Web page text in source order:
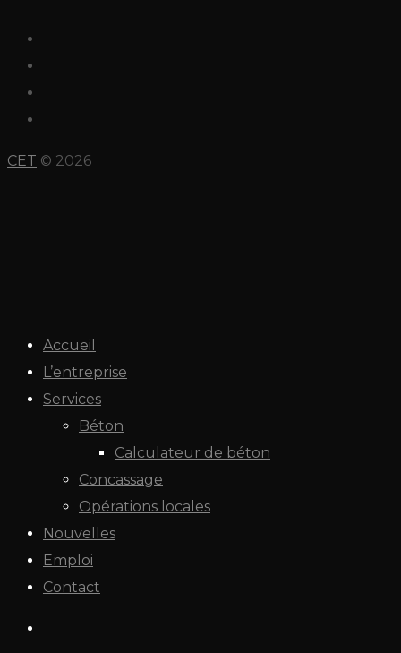
CET © 2026
Accueil
L’entreprise
Services
Béton
Calculateur de béton
Concassage
Opérations locales
Nouvelles
Emploi
Contact